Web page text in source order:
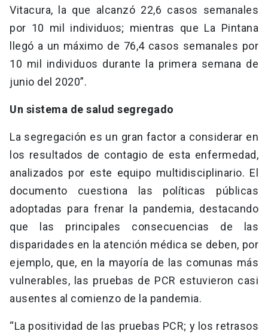
Vitacura, la que alcanzó 22,6 casos semanales
por 10 mil individuos; mientras que La Pintana
llegó a un máximo de 76,4 casos semanales por
10 mil individuos durante la primera semana de
junio del 2020”.
Un sistema de salud segregado
La segregación es un gran factor a considerar en
los resultados de contagio de esta enfermedad,
analizados por este equipo multidisciplinario. El
documento cuestiona las políticas públicas
adoptadas para frenar la pandemia, destacando
que las principales consecuencias de las
disparidades en la atención médica se deben, por
ejemplo, que, en la mayoría de las comunas más
vulnerables, las pruebas de PCR estuvieron casi
ausentes al comienzo de la pandemia.
“La positividad de las pruebas PCR; y los retrasos